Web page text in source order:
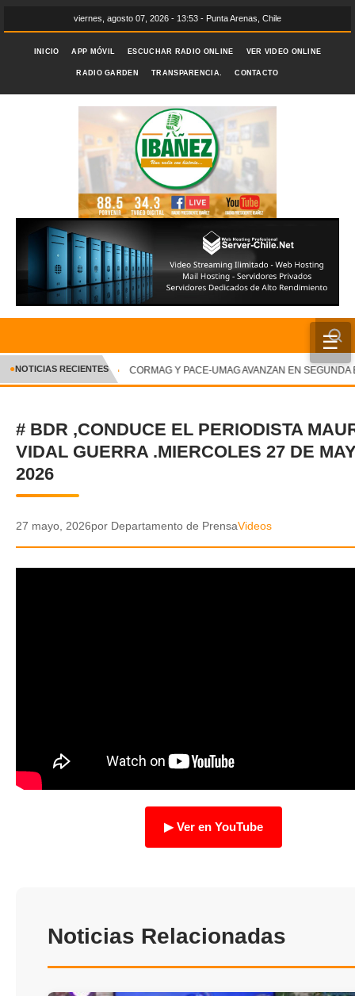
viernes, agosto 07, 2026 - 13:53 - Punta Arenas, Chile
INICIO APP MÓVIL ESCUCHAR RADIO ONLINE VER VIDEO ONLINE
RADIO GARDEN TRANSPARENCIA. CONTACTO
☰
INICIO
CRÓNICA
DEPORTES
ENTRETENIMIENTO Y CULTURA
✕
●NOTICIAS RECIENTES CORMAG Y PACE-UMAG AVANZAN EN SEGUNDA
# BDR ,CONDUCE EL PERIODISTA
VIDAL GUERRA .MIERCOLES 27 DE
2026
27 mayo, 2026por Departamento de PrensaVideos
▶ Ver en YouTube
Noticias Relacionadas